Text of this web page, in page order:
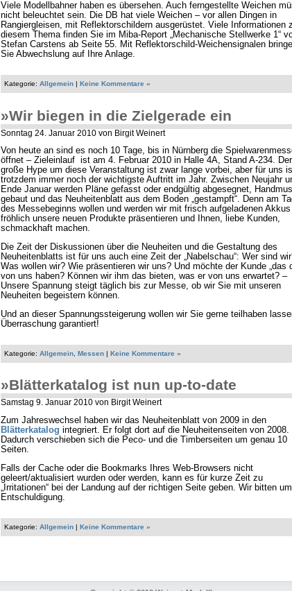
Viele Modellbahner haben es übersehen. Auch ferngestellte Weichen
nicht beleuchtet sein. Die DB hat viele Weichen – vor allen Dingen in
Rangiergleisen, mit Reflektorschildern ausgerüstet. Viele Informationen
diesem Thema finden Sie im Miba-Report „Mechanische Stellwerke 1“
Stefan Carstens ab Seite 55. Mit Reflektorschild-Weichensignalen
Sie Abwechslung auf Ihre Anlage.
Kategorie: Allgemein Keine Kommentare »
»Wir biegen in die Zielgerade ein
Sonntag 24. Januar 2010 von Birgit Weinert
Von heute an sind es noch 10 Tage, bis in Nürnberg die
öffnet – Zieleinlauf ist am 4. Februar 2010 in Halle 4A, Stand A-234. Der
große Hype um diese Veranstaltung ist zwar lange vorbei, aber für uns
trotzdem immer noch der wichtigste Auftritt im Jahr. Zwischen Neujahr
Ende Januar werden Pläne gefasst oder endgültig abgesegnet,
gebaut und das Neuheitenblatt aus dem Boden „gestampft“. Denn am
des Messebeginns wollen und werden wir mit frisch aufgeladenen Akkus
fröhlich unsere neuen Produkte präsentieren und Ihnen, liebe Kunden,
schmackhaft machen.
Die Zeit der Diskussionen über die Neuheiten und die Gestaltung des
Neuheitenblatts ist für uns auch eine Zeit der „Nabelschau“: Wer sind
Was wollen wir? Wie präsentieren wir uns? Und möchte der Kunde „das
von uns haben? Können wir ihm das bieten, was er von uns erwartet? –
Unsere Spannung steigt täglich bis zur Messe, ob wir Sie mit unseren
Neuheiten begeistern können.
Und an dieser Spannungssteigerung wollen wir Sie gerne teilhaben
Überraschung garantiert!
Kategorie: Allgemein Messen | Keine Kommentare »
»Blätterkatalog ist nun up-to-date
Samstag 9. Januar 2010 von Birgit Weinert
Zum Jahreswechsel haben wir das Neuheitenblatt von 2009 in den
Blätterkatalog integriert. Er folgt dort auf die Neuheitenseiten von 2008.
Dadurch verschieben sich die Peco- und die Timberseiten um genau 10
Seiten.
Falls der Cache oder die Bookmarks Ihres Web-Browsers nicht
geleert/aktualisiert wurden oder werden, kann es für kurze Zeit zu
„Irritationen“ bei der Landung auf der richtigen Seite geben. Wir bitten um
Entschuldigung.
Kategorie: Allgemein | Keine Kommentare »